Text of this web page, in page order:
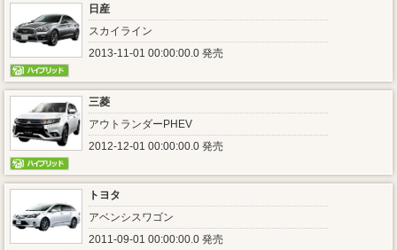
日産
スカイライン
2013-11-01 00:00:00.0 発売
三菱
アウトランダーPHEV
2012-12-01 00:00:00.0 発売
トヨタ
アベンシスワゴン
2011-09-01 00:00:00.0 発売